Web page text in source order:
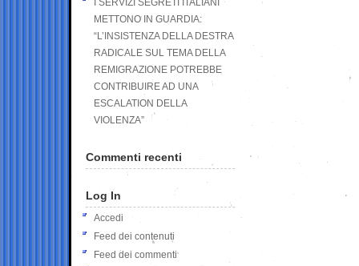
I SERVIZI SEGRETI ITALIANI
METTONO IN GUARDIA:
“L’INSISTENZA DELLA DESTRA
RADICALE SUL TEMA DELLA
REMIGRAZIONE POTREBBE
CONTRIBUIRE AD UNA
ESCALATION DELLA
VIOLENZA”
Commenti recenti
Log In
Accedi
Feed dei contenuti
Feed dei commenti